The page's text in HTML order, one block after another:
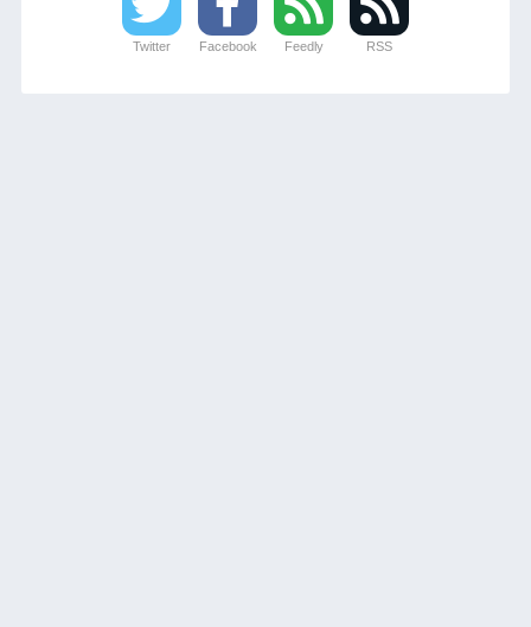
Twitter Facebook Feedly RSS